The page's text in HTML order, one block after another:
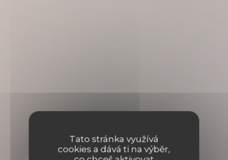
Tato stránka využívá
cookies a dává ti na výběr,